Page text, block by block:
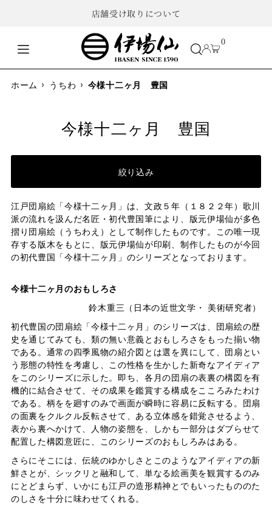
店舗受け取りについて
0
ホーム › うちわ › 今様十二ヶ月 豊国
今様十二ヶ月 豊国
絞り込み
江戸団扇絵「今様十二ヶ月」は、文政５年（１８２２年）歌川
派の流れを汲んだ名匠・初代豊国筆により、版元伊場仙が多色
摺り団扇絵（うちわえ）として制作したものです。この唯一現
存する版木をもとに、版元伊場仙が印刷、制作したものが今回
の初代豊国「今様十二ヶ月」のシリーズとなっております。
今様十二ヶ月のおもしろさ
鈴木重三（日本の近世文学・ 美術研究者）
初代豊国の団扇絵「今様十二ヶ月」のシリーズは、団扇絵の歴
史を通じてみても、類の無い意義とおもしろさをもった揃い物
である。通常の四季風物の紹介図とは選を異にして、団扇とい
う形態の特性を考慮し、この性格を生かした新奇なアイディア
をこのシリーズに示した。即ち、各月の団扇の表裏の構図を有
機的に結合させて、その成果を鑑賞する構成をこころみたわけ
である。柄をを廻すのみで画面が瞬時に容易に反転する。団扇
の面裏をクルクル反転させて、ある立体感を錯覚させるよう、
表から裏へかけて、人物の姿態を、しかも一部分はダブらせて
配置した構図意匠に、このシリーズのおもしろみはある。
さらにそこには、伝統のゆかしさとこのようなアイディアの新
鮮さとが、シックリと融和して、単なる絵画美を観賞するのみ
にとどまらず、いかにも江戸の造形精神とでもいったもののた
のしさを十分に味わせてくれる。